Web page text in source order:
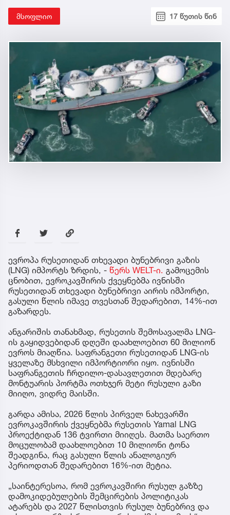
მსოფლიო 17 წუთის წინ
ევროპა რუსეთიდან თხევადი ბუნებრივი გაზის
(LNG) იმპორტს ზრდის, - წერს WELT-ი. გამოცემის
ცნობით, ევროკავშირის ქვეყნებმა ივნისში
რუსეთიდან თხევადი ბუნებრივი აირის იმპორტი,
გასული წლის იმავე თვესთან შედარებით, 14%-ით
გაზარდეს.
ანგარიშის თანახმად, რუსეთის შემოსავალმა LNG-
ის გაყიდვებიდან დღეში დაახლოებით 60 მილიონ
ევროს მიაღწია. საფრანგეთი რუსეთიდან LNG-ის
ყველაზე მსხვილი იმპორტიორი იყო. ივნისში
საფრანგეთის ჩრდილო-დასავლეთით მდებარე
მონტუარის პორტმა ოთხჯერ მეტი რუსული გაზი
მიიღო, ვიდრე მაისში.
გარდა ამისა, 2026 წლის პირველ ნახევარში
ევროკავშირის ქვეყნებმა რუსეთის Yamal LNG
პროექტიდან 136 ტვირთი მიიღეს. მათმა საერთო
მოცულობამ დაახლოებით 10 მილიონი ტონა
შეადგინა, რაც გასული წლის ანალოგიურ
პერიოდთან შედარებით 16%-ით მეტია.
„საინტერესოა, რომ ევროკავშირი რუსულ გაზზე
დამოკიდებულების შემცირების პოლიტიკას
ატარებს და 2027 წლისთვის რუსულ ბუნებრივ და